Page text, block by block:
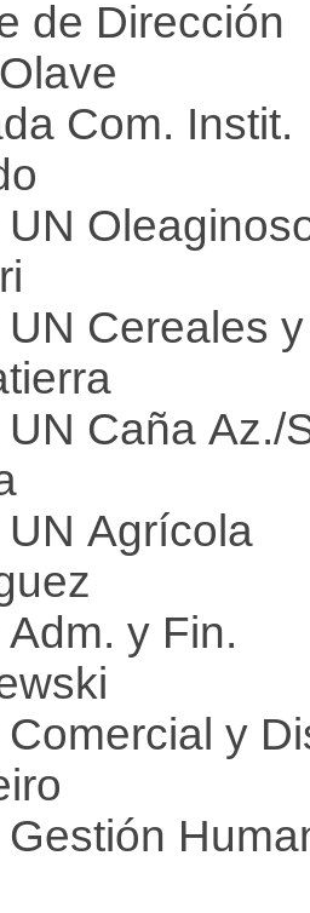
de Dirección
Com. Instit.
Cereales
Caña Az./
Agrícola
y Fin.
y